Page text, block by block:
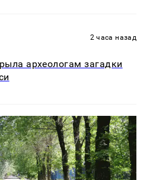
2 часа назад
археологам загадки